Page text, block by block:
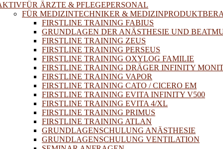
FÜR ÄRZTE & PFLEGEPERSONAL
FÜR MEDIZINTECHNIKER &
FIRSTLINE TRAINING FABIUS
GRUNDLAGEN DER ANÄSTHESIE UND
FIRSTLINE TRAINING ZEUS
FIRSTLINE TRAINING PERSEUS
FIRSTLINE TRAINING OXYLOG FAMILIE
FIRSTLINE TRAINING DRÄGER INFINITY
FIRSTLINE TRAINING VAPOR
FIRSTLINE TRAINING CATO / CICERO EM
FIRSTLINE TRAINING EVITA INFINITY V500
FIRSTLINE TRAINING EVITA 4/XL
FIRSTLINE TRAINING PRIMUS
FIRSTLINE TRAINING ATLAN
GRUNDLAGENSCHULUNG ANÄSTHESIE
GRUNDLAGENSCHULUNG VENTILATION